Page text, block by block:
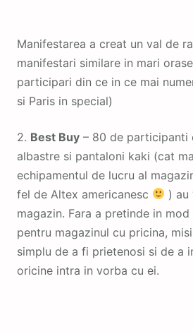
Manifestarea a creat un val de
manifestari similare in mari
participari din ce in ce mai
si Paris in special)
2. Best Buy – 80 de participanti
albastre si pantaloni kaki (cat
echipamentul de lucru al
fel de Altex americanesc
) au
magazin. Fara a pretinde in
pentru magazinul cu pricina,
simplu de a fi prietenosi si de a
oricine intra in vorba cu ei.